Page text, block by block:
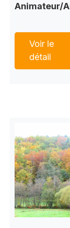
Animateur/
Voir le
détail